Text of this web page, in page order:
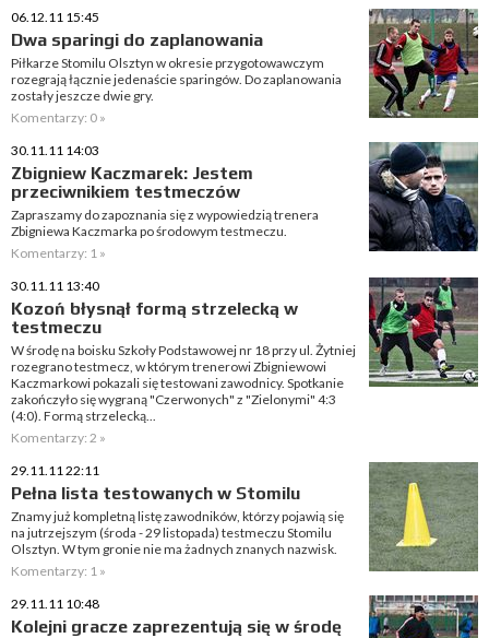
06.12.11 15:45
Dwa sparingi do zaplanowania
Piłkarze Stomilu Olsztyn w okresie przygotowawczym
rozegrają łącznie jedenaście sparingów. Do zaplanowania
zostały jeszcze dwie gry.
Komentarzy: 0 »
30.11.11 14:03
Zbigniew Kaczmarek: Jestem
przeciwnikiem testmeczów
Zapraszamy do zapoznania się z wypowiedzią trenera
Zbigniewa Kaczmarka po środowym testmeczu.
Komentarzy: 1 »
30.11.11 13:40
Kozoń błysnął formą strzelecką w
testmeczu
W środę na boisku Szkoły Podstawowej nr 18 przy ul. Żytniej
rozegrano testmecz, w którym trenerowi Zbigniewowi
Kaczmarkowi pokazali się testowani zawodnicy. Spotkanie
zakończyło się wygraną "Czerwonych" z "Zielonymi" 4:3
(4:0). Formą strzelecką...
Komentarzy: 2 »
29.11.11 22:11
Pełna lista testowanych w Stomilu
Znamy już kompletną listę zawodników, którzy pojawią się
na jutrzejszym (środa - 29 listopada) testmeczu Stomilu
Olsztyn. W tym gronie nie ma żadnych znanych nazwisk.
Komentarzy: 1 »
29.11.11 10:48
Kolejni gracze zaprezentują się w środę